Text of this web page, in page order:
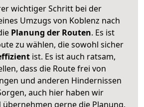
wichtiger Schritt bei der
Umzugs von Koblenz nach
Planung der Routen. Es ist
zu wählen, die sowohl sicher
ist. Es ist auch ratsam,
dass die Route frei von
und anderen Hindernissen
auch hier haben wir
übernehmen gerne die Planung,